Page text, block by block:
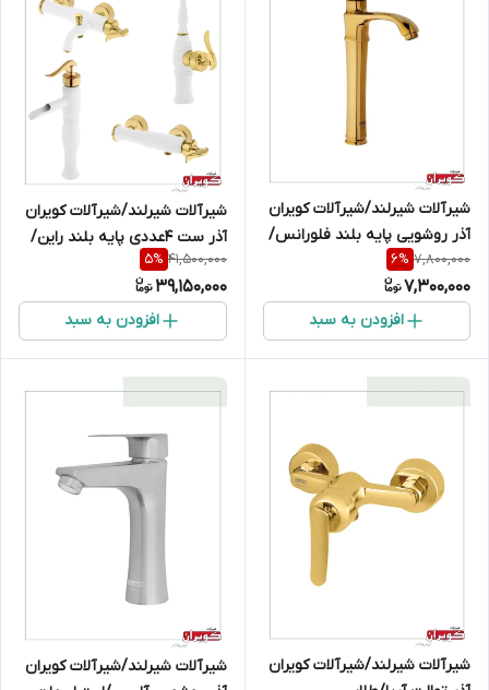
شیرآلات شیرلند/شیرآلات کویران
آذر روشویی پایه بلند فلورانس/
طلایی
7,800,000
6%
7,300,000
افزودن به سبد
شیرآلات شیرلند/شیرآلات کویران
آذر ست 4عددی پایه بلند راین/
سفیدطلایی
41,500,000
5%
39,150,000
افزودن به سبد
شیرآلات شیرلند/شیرآلات کویران
شیرآلات شیرلند/شیرآلات کویران